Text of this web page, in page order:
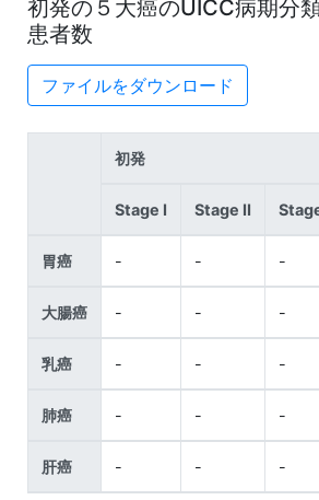
初発の５大癌のUICC病期分
患者数
ファイルをダウンロード
初発
Stage I Stage II
胃癌 - - -
大腸癌 - - -
乳癌 - - -
肺癌 - - -
肝癌 - - -